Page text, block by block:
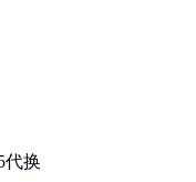
代换